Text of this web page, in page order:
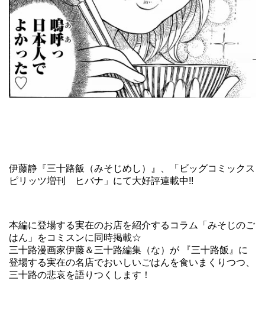
伊藤静『三十路飯（みそじめし）』
、「ビッグコミックス
ピリッツ増刊 ヒバナ」にて大好評連載中!!
本編に登場する実在のお店を紹介するコラム「みそじのご
はん」をコミスンに同時掲載☆
三十路漫画家伊藤＆三十路編集（な）が 『三十路飯』に
登場する実在の名店でおいしいごはんを食いまくりつつ、
三十路の悲哀を語りつくします！